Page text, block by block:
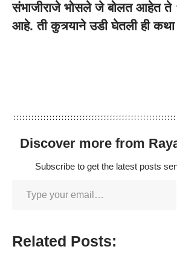
संभाजीराजे भोसले जे बोलत आहेत
आहे. ती कुत्र्याने उडी घेतली ही
Discover more from
Subscribe to get the latest posts
Related Posts: